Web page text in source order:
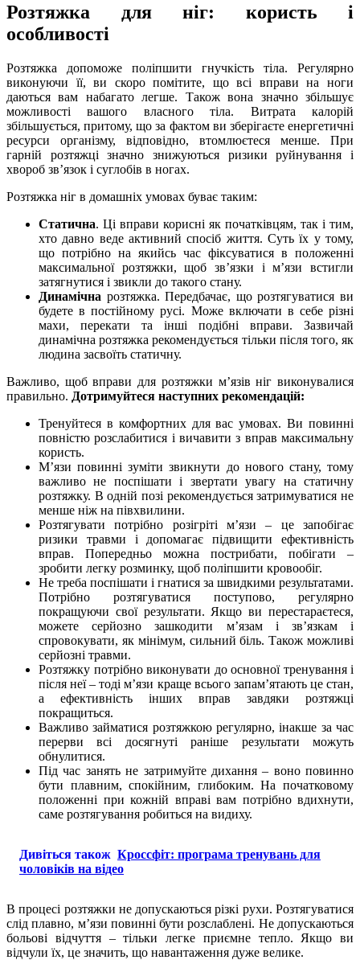
Розтяжка для ніг: користь і
особливості
Розтяжка допоможе поліпшити гнучкість тіла. Регулярно
виконуючи її, ви скоро помітите, що всі вправи на ноги
даються вам набагато легше. Також вона значно збільшує
можливості вашого власного тіла. Витрата калорій
збільшується, притому, що за фактом ви зберігаєте енергетичні
ресурси організму, відповідно, втомлюєтеся менше. При
гарній розтяжці значно знижуються ризики руйнування і
хвороб зв’язок і суглобів в ногах.
Розтяжка ніг в домашніх умовах буває таким:
Статична. Ці вправи корисні як початківцям, так і тим,
хто давно веде активний спосіб життя. Суть їх у тому,
що потрібно на якийсь час фіксуватися в положенні
максимальної розтяжки, щоб зв’язки і м’язи встигли
затягнутися і звикли до такого стану.
Динамічна розтяжка. Передбачає, що розтягуватися ви
будете в постійному русі. Може включати в себе різні
махи, перекати та інші подібні вправи. Зазвичай
динамічна розтяжка рекомендується тільки після того, як
людина засвоїть статичну.
Важливо, щоб вправи для розтяжки м’язів ніг виконувалися
правильно. Дотримуйтеся наступних рекомендацій:
Тренуйтеся в комфортних для вас умовах. Ви повинні
повністю розслабитися і вичавити з вправ максимальну
користь.
М’язи повинні зуміти звикнути до нового стану, тому
важливо не поспішати і звертати увагу на статичну
розтяжку. В одній позі рекомендується затримуватися не
менше ніж на півхвилини.
Розтягувати потрібно розігріті м’язи – це запобігає
ризики травми і допомагає підвищити ефективність
вправ. Попередньо можна пострибати, побігати –
зробити легку розминку, щоб поліпшити кровообіг.
Не треба поспішати і гнатися за швидкими результатами.
Потрібно розтягуватися поступово, регулярно
покращуючи свої результати. Якщо ви перестараєтеся,
можете серйозно зашкодити м’язам і зв’язкам і
спровокувати, як мінімум, сильний біль. Також можливі
серйозні травми.
Розтяжку потрібно виконувати до основної тренування і
після неї – тоді м’язи краще всього запам’ятають це стан,
а ефективність інших вправ завдяки розтяжці
покращиться.
Важливо займатися розтяжкою регулярно, інакше за час
перерви всі досягнуті раніше результати можуть
обнулитися.
Під час занять не затримуйте дихання – воно повинно
бути плавним, спокійним, глибоким. На початковому
положенні при кожній вправі вам потрібно вдихнути,
саме розтягування робиться на видиху.
Дивіться також Кроссфіт: програма тренувань для
чоловіків на відео
В процесі розтяжки не допускаються різкі рухи. Розтягуватися
слід плавно, м’язи повинні бути розслаблені. Не допускаються
больові відчуття – тільки легке приємне тепло. Якщо ви
відчули їх, це значить, що навантаження дуже велике.